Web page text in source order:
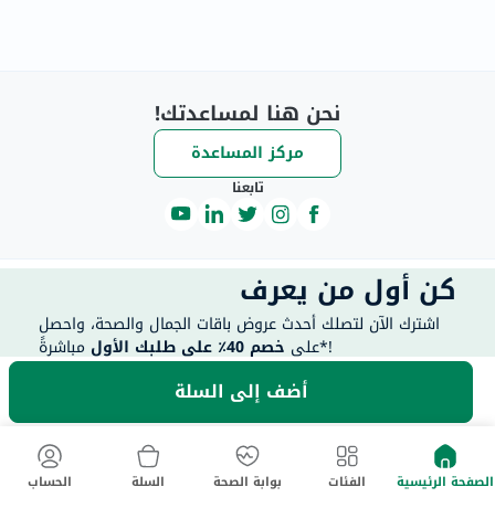
أضف إلى السلة
نحن هنا لمساعدتك!
مركز المساعدة
تابعنا
كن أول من يعرف
اشترك الآن لتصلك أحدث عروض باقات الجمال والصحة، واحصل
على خصم 40٪ على طلبك الأول مباشرةً*!
الصفحة الرئيسية الفئات بوابة الصحة السلة الحساب